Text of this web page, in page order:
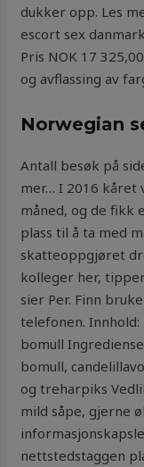
dukker opp. Les
escort sex
Pris NOK 17
og avflassing av
Norwegian
Antall besøk på
mer… I 2016 kåret
måned, og de fikk
plass til å ta med
skatteoppgjøret
kolleger her,
sier Per. Finn
telefonen.
bomull
bomull,
og treharpiks
mild såpe, gjerne
nettstedstaggen